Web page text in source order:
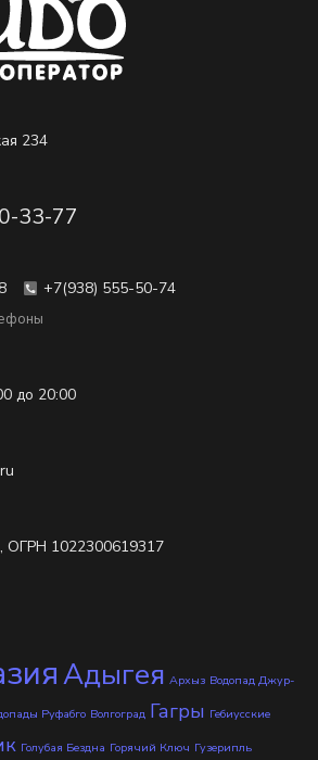
234
33-77
+7(938) 555-50-74
до 20:00
ОГРН 1022300619317
Адыгея Архыз Водопад Джур-
Руфабго Волгоград Гагры Гебиусские
Голубая Бездна Горячий Ключ Гузерипль